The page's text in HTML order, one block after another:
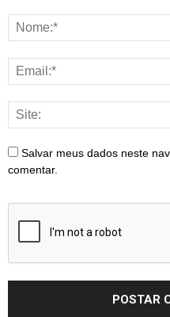
Salvar meus dados neste
comentar.